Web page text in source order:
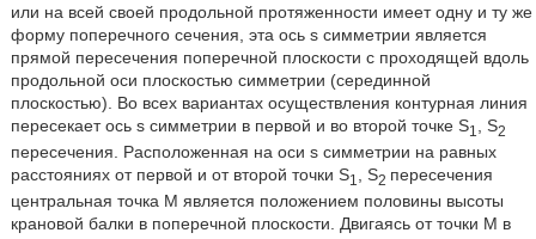
или на всей своей продольной протяженности имеет одну и ту же
форму поперечного сечения, эта ось s симметрии является
прямой пересечения поперечной плоскости с проходящей вдоль
продольной оси плоскостью симметрии (серединной
плоскостью). Во всех вариантах осуществления контурная линия
пересекает ось s симметрии в первой и во второй точке S1 , S2
пересечения. Расположенная на оси s симметрии на равных
расстояниях от первой и от второй точки S1 , S2 пересечения
центральная точка M является положением половины высоты
крановой балки в поперечной плоскости. Двигаясь от точки M в